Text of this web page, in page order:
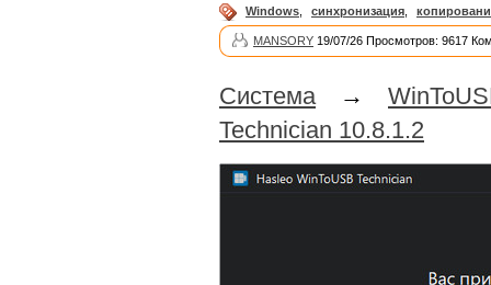
Windows синхронизация
MANSORY 19/07/26 Просмотров: 9617
Система→
Technician 10.8.1.2